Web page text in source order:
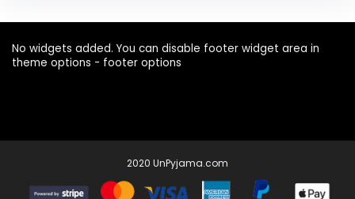
No widgets added. You can disable footer widget area in
theme options - footer options
2020 UnPyjama.com